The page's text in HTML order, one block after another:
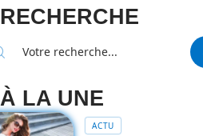
RECHERCHE
À LA UNE
ACTU